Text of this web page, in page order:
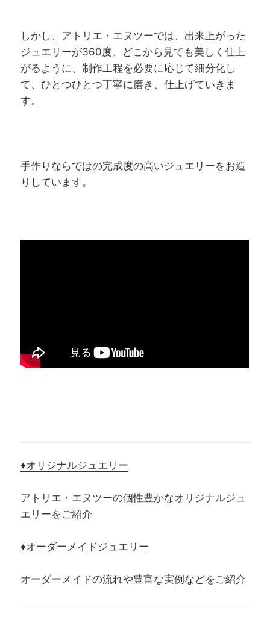
しかし、アトリエ・エヌツーでは、出来上がった
ジュエリーが360度、どこから見ても美しく仕上
がるように、制作工程を必要に応じて細分化し
て、ひとつひとつ丁寧に磨き、仕上げていきま
す。
手作りならではの完成度の高いジュエリーをお造
りしています。
♦オリジナルジュエリー
アトリエ・エヌツーの個性豊かなオリジナルジュ
エリーをご紹介
♦オーダーメイドジュエリー
オーダーメイドの流れや豊富な実例などをご紹介